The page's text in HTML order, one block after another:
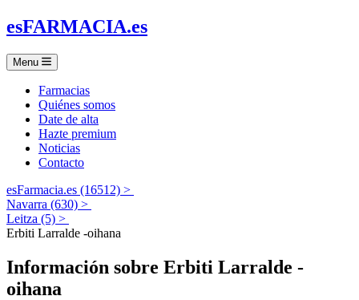
esFARMACIA.es
Menu
Farmacias
Quiénes somos
Date de alta
Hazte premium
Noticias
Contacto
esFarmacia.es (16512) >
Navarra (630) >
Leitza (5) >
Erbiti Larralde -oihana
Información sobre Erbiti Larralde -
oihana